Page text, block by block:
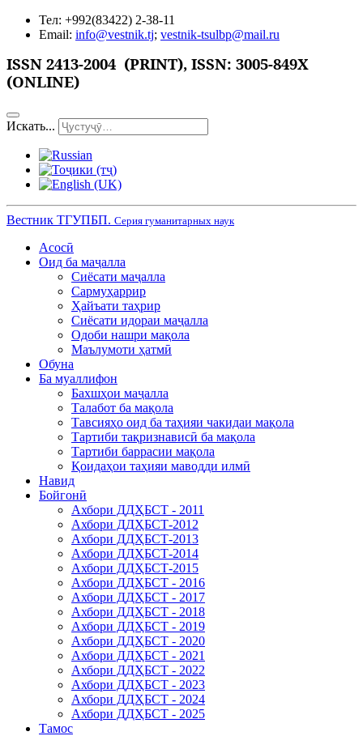
Тел: +992(83422) 2-38-11
Email: info@vestnik.tj; vestnik-tsulbp@mail.ru
ISSN 2413-2004 (PRINT), ISSN: 3005-849X
(ONLINE)
Искать...
Вестник ТГУПБП. Серия гуманитарных наук
Асосӣ
Оид ба маҷалла
Сиёсати маҷалла
Сармуҳаррир
Ҳайъати таҳрир
Сиёсати идораи маҷалла
Одоби нашри мақола
Маълумоти ҳатмӣ
Обуна
Ба муаллифон
Бахшҳои маҷалла
Талабот ба мақола
Тавсияҳо оид ба таҳияи чакидаи мақола
Тартиби тақризнависӣ ба мақола
Тартиби баррасии мақола
Қоидаҳои таҳияи маводди илмӣ
Навид
Бойгонӣ
Ахбори ДДҲБСТ - 2011
Ахбори ДДҲБСТ-2012
Ахбори ДДҲБСТ-2013
Ахбори ДДҲБСТ-2014
Ахбори ДДҲБСТ-2015
Ахбори ДДҲБСТ - 2016
Ахбори ДДҲБСТ - 2017
Ахбори ДДҲБСТ - 2018
Ахбори ДДҲБСТ - 2019
Ахбори ДДҲБСТ - 2020
Ахбори ДДҲБСТ - 2021
Ахбори ДДҲБСТ - 2022
Ахбори ДДҲБСТ - 2023
Ахбори ДДҲБСТ - 2024
Ахбори ДДҲБСТ - 2025
Тамос